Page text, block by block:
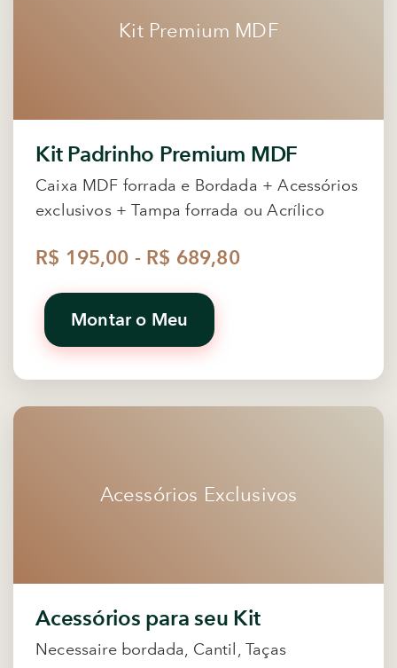
Kit Premium MDF
Kit Padrinho Premium MDF
Caixa MDF forrada e Bordada + Acessórios
exclusivos + Tampa forrada ou Acrílico
R$ 195,00 - R$ 689,80
Montar o Meu
Acessórios Exclusivos
Acessórios para seu Kit
Necessaire bordada, Cantil, Taças